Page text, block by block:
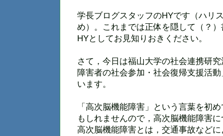
学長ブログスタッフのHYです（ハリ
め）。これまでは正体を隠して（？
HYとしてお見知りおきください。
さて，今日は福山大学の社会連携研
障害者の社会参加・社会復帰支援活
います。
「高次脳機能障害」という言葉を初
もしれませんので，高次脳機能障害
高次脳機能障害とは，交通事故など